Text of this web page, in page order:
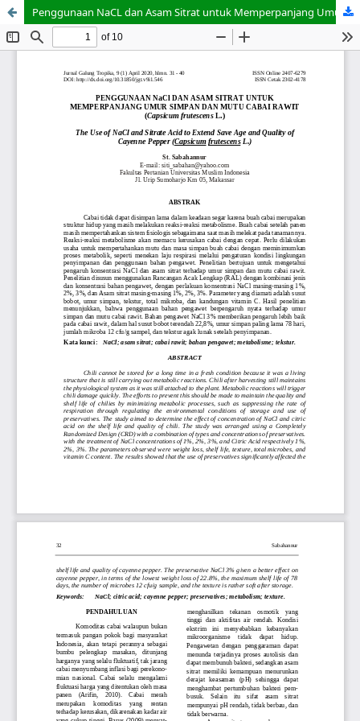
Penggunaan NaCL dan Asam Sitrat untuk Memperpanjang Umur Simpan dan Mutu Cabai Rawit (Capsicum frutescens L.)